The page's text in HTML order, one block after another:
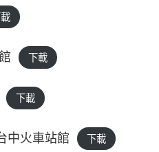
下載
下載
中火車站館 下載